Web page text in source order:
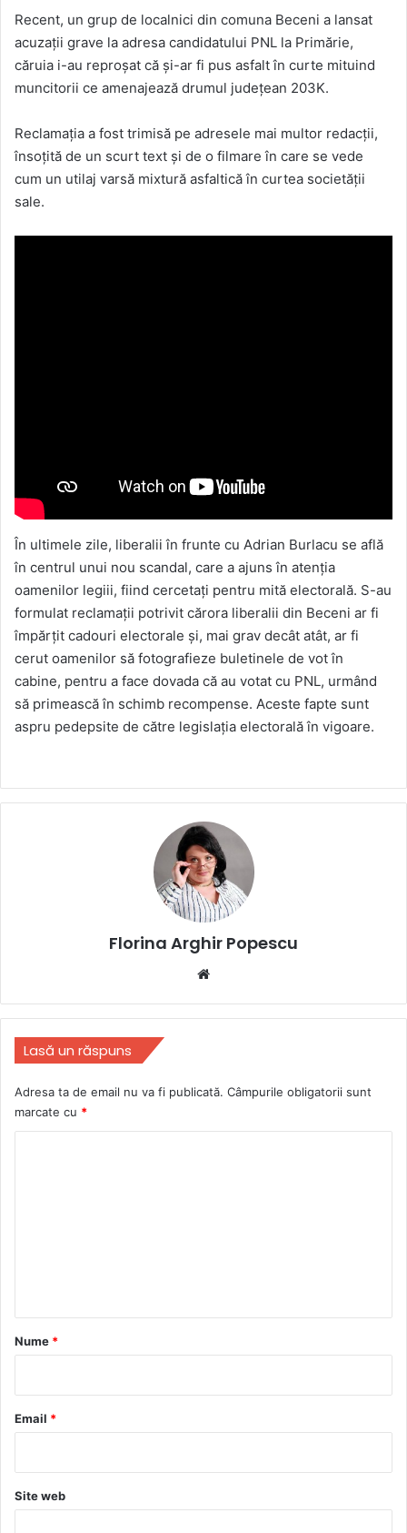
Recent, un grup de localnici din comuna Beceni a lansat
acuzații grave la adresa candidatului PNL la Primărie,
căruia i-au reproșat că și-ar fi pus asfalt în curte mituind
muncitorii ce amenajează drumul județean 203K.
Reclamația a fost trimisă pe adresele mai multor redacții,
însoțită de un scurt text și de o filmare în care se vede
cum un utilaj varsă mixtură asfaltică în curtea societății
sale.
În ultimele zile, liberalii în frunte cu Adrian Burlacu se află
în centrul unui nou scandal, care a ajuns în atenția
oamenilor legiii, fiind cercetați pentru mită electorală. S-au
formulat reclamații potrivit cărora liberalii din Beceni ar fi
împărțit cadouri electorale și, mai grav decât atât, ar fi
cerut oamenilor să fotografieze buletinele de vot în
cabine, pentru a face dovada că au votat cu PNL, urmând
să primească în schimb recompense. Aceste fapte sunt
aspru pedepsite de către legislația electorală în vigoare.
Florina Arghir Popescu
Lasă un răspuns
Adresa ta de email nu va fi publicată. Câmpurile obligatorii sunt
marcate cu *
r
*
Nume *
Email *
Site web